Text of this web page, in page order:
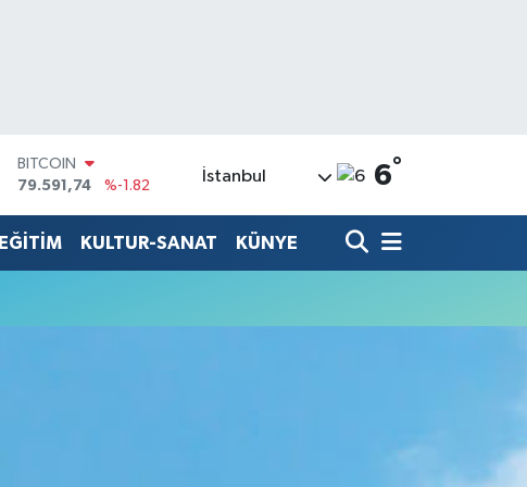
BITCOIN
79.591,74
%-1.82
45,43620
EURO
53,38690
%0.19
İstanbul 6°
EĞİTİM KULTUR-SANAT KÜNYE